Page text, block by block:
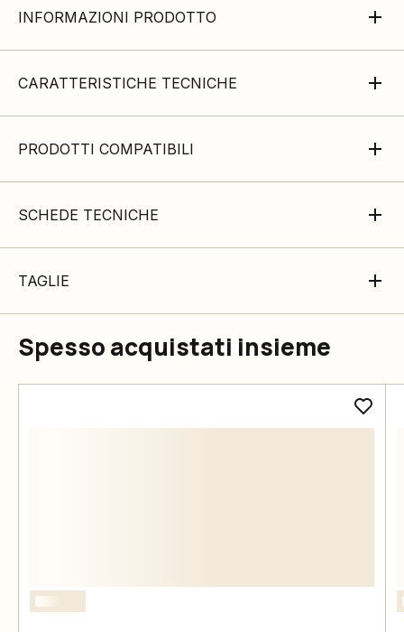
INFORMAZIONI PRODOTTO
CARATTERISTICHE TECNICHE
PRODOTTI COMPATIBILI
SCHEDE TECNICHE
TAGLIE
Spesso acquistati insieme